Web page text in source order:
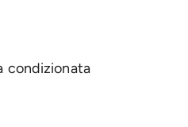
condizionata